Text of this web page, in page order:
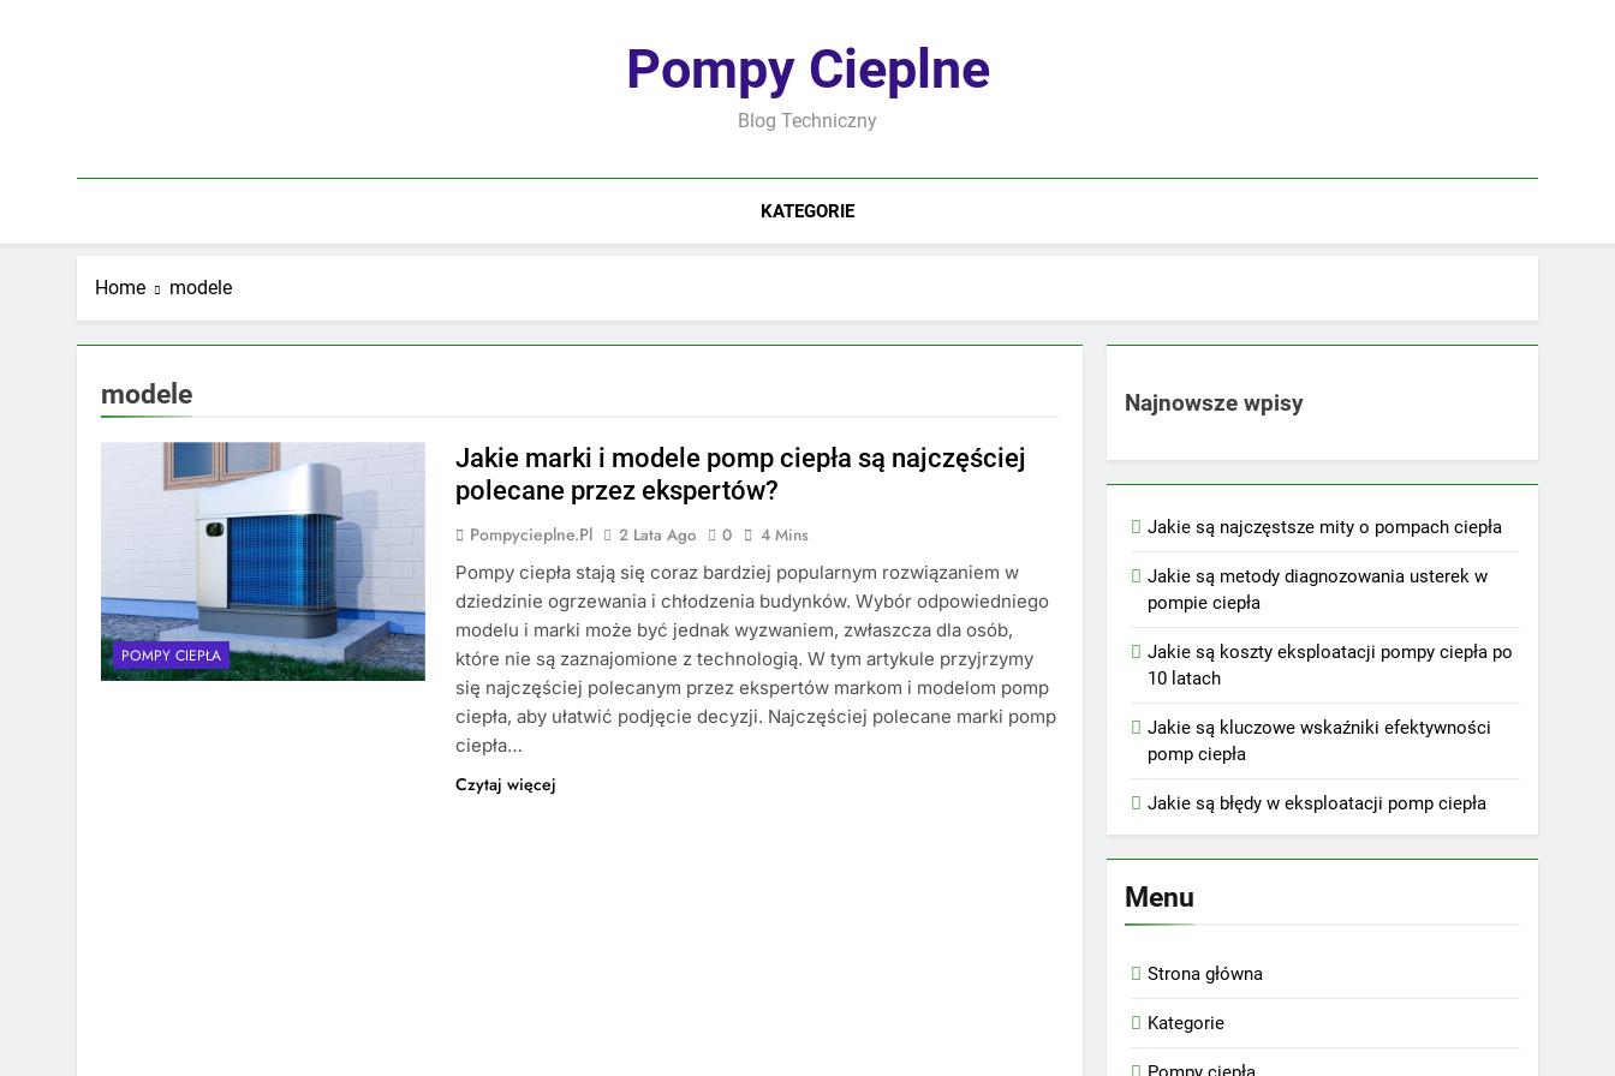
Pompy Cieplne
Blog Techniczny
KATEGORIE
Home modele
modele
POMPY CIEPŁA
Jakie marki i modele pomp ciepła są najczęściej
polecane przez ekspertów?
Pompycieplne.pl 2 Lata Ago 0
4 Mins
Pompy ciepła stają się coraz bardziej popularnym rozwiązaniem w
dziedzinie ogrzewania i chłodzenia budynków. Wybór odpowiedniego
modelu i marki może być jednak wyzwaniem, zwłaszcza dla osób,
które nie są zaznajomione z technologią. W tym artykule przyjrzymy
się najczęściej polecanym przez ekspertów markom i modelom pomp
ciepła, aby ułatwić podjęcie decyzji. Najczęściej polecane marki pomp
ciepła…
Czytaj więcej
Najnowsze wpisy
Jakie są najczęstsze mity o pompach ciepła
Jakie są metody diagnozowania usterek w
pompie ciepła
Jakie są koszty eksploatacji pompy ciepła po
10 latach
Jakie są kluczowe wskaźniki efektywności
pomp ciepła
Jakie są błędy w eksploatacji pomp ciepła
Menu
Strona główna
Kategorie